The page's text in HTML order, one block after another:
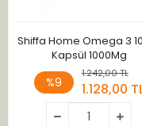
Shiffa Home Omega 3
Kapsül 1000Mg
%9
1.242,00 TL
1.128,00